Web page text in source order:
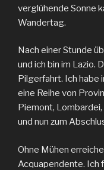
verglühende Sonne
Wandertag.
Nach einer Stunde
und ich bin im Lazio.
Pilgerfahrt. Ich habe
eine Reihe von
Piemont, Lombardei,
und nun zum
Ohne Mühen
Acquapendente. Ich